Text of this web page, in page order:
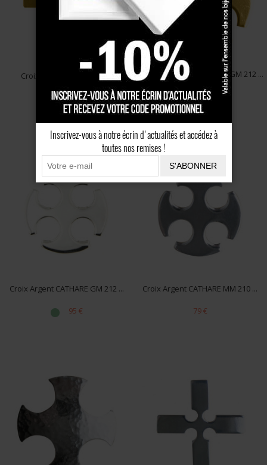
Croix Plaqué Or CATHARE
39 €
Croix CATHARE Plaqué Or GM 212 ...
49 €
Croix Argent CATHARE GM 212 ...
95 €
Croix Argent CATHARE MM 210 ...
79 €
Inscrivez-vous à notre écrin d'actualités et accédez à
toutes nos remises !
S'ABONNER